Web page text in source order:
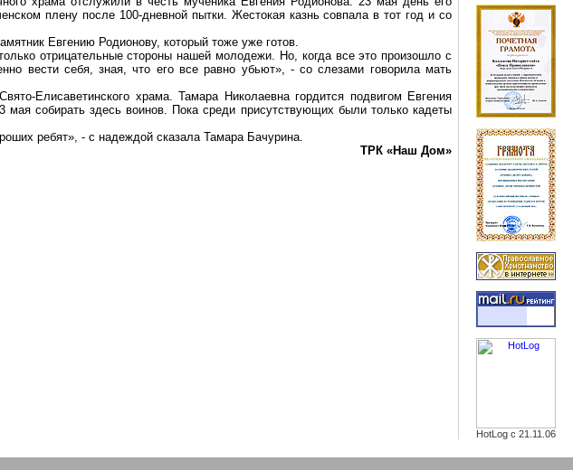
плену после 100-дневной пытки. Жестокая казнь совпала в тот год и со
Евгению Родионову, который тоже уже готов.
отрицательные стороны нашей молодежи. Но, когда все это произошло с
вести себя, зная, что его все равно убьют», - со слезами говорила мать
Свято-Елисаветинского храма. Тамара Николаевна гордится подвигом Евгения
собирать здесь воинов. Пока среди присутствующих были только кадеты
ребят», - с надеждой сказала Тамара Бачурина.
ТРК «Наш Дом»
HotLog с 21.11.06